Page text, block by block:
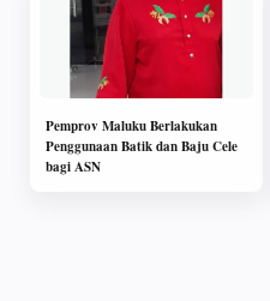
Pemprov Maluku Berlakukan
Penggunaan Batik dan Baju Cele
bagi ASN